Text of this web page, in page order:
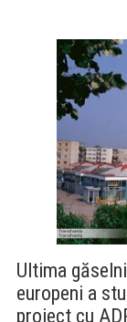
Ultima
europeni a
proiect cu